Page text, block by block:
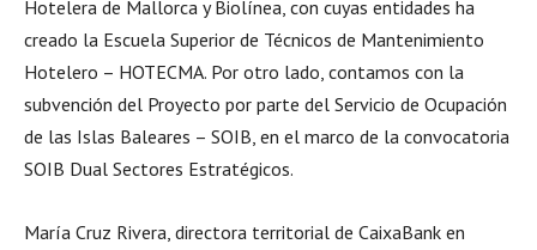
Hotelera de Mallorca y Biolínea, con cuyas entidades ha
creado la Escuela Superior de Técnicos de Mantenimiento
Hotelero – HOTECMA. Por otro lado, contamos con la
subvención del Proyecto por parte del Servicio de Ocupación
de las Islas Baleares – SOIB, en el marco de la convocatoria
SOIB Dual Sectores Estratégicos.
María Cruz Rivera, directora territorial de CaixaBank en